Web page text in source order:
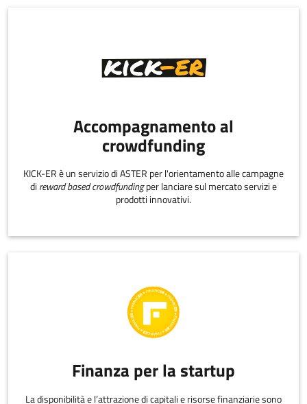
Accompagnamento al
crowdfunding
KICK-ER è un servizio di ASTER per l'orientamento alle campagne
di reward based crowdfundingper lanciare sul mercato servizi e
prodotti innovativi.
Finanza per la startup
La disponibilità e l’attrazione di capitali e risorse finanziarie sono